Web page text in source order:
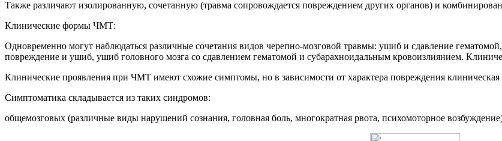
Также различают изолированную, сочетанную (травма сопровождается повреждением других органов) и
Клинические формы ЧМТ:
Одновременно могут наблюдаться различные сочетания видов черепно-мозговой травмы: ушиб и сдавление
повреждение и ушиб, ушиб головного мозга со сдавлением гематомой и субарахноидальным кровоизлиянием.
Клинические проявления при ЧМТ имеют схожие симптомы, но в зависимости от характера повреждения клиническая
Симптоматика складывается из таких синдромов:
общемозговых (различные виды нарушений сознания, головная боль, многократная рвота, психомоторное